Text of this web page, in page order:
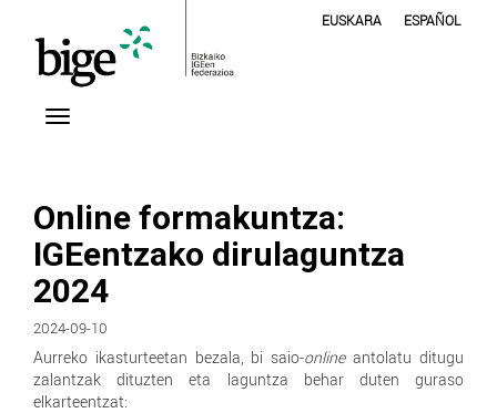
EUSKARA ESPAÑOL
Online formakuntza:
IGEentzako dirulaguntza
2024
2024-09-10
Aurreko ikasturteetan bezala, bi saio-onlineantolatu ditugu
zalantzak dituzten eta laguntza behar duten guraso
elkarteentzat: